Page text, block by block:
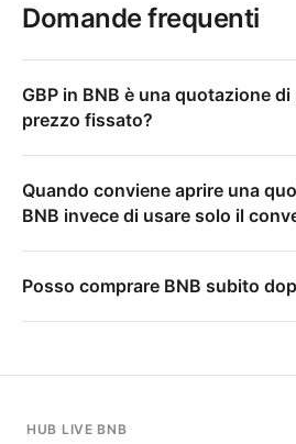
Domande frequenti
GBP in BNB è una quotazione
prezzo fissato?
Quando conviene aprire una
BNB invece di usare solo il
Posso comprare BNB subito
HUB LIVE BNB